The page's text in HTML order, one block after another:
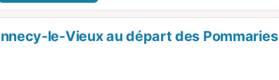
le-Vieux au départ des Pommaries